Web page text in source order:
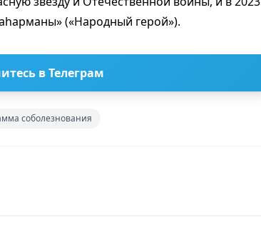
(«Народный герой»).
в Телеграм
соболезнования